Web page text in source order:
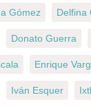
Gómez Delfina
Donato Guerra
Enrique
Iván Esquer